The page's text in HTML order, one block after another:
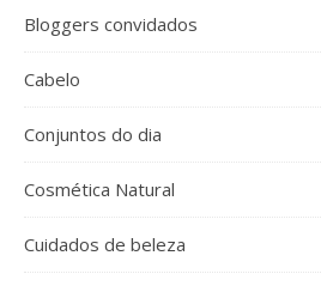
Bloggers convidados
Cabelo
Conjuntos do dia
Cosmética Natural
Cuidados de beleza